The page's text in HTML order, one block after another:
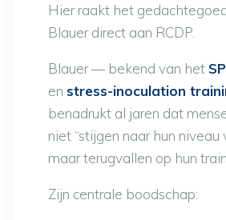
Hier raakt het
Blauer direct aan RCDP.
Blauer — bekend van het
en stress-inoculation
benadrukt al jaren dat
niet “stijgen naar hun niveau
maar terugvallen op hun
Zijn centrale boodschap: